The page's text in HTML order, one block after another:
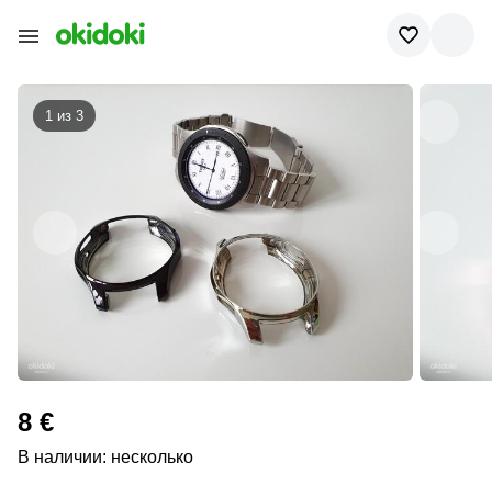
1 из 3
8 €
В наличии: несколько